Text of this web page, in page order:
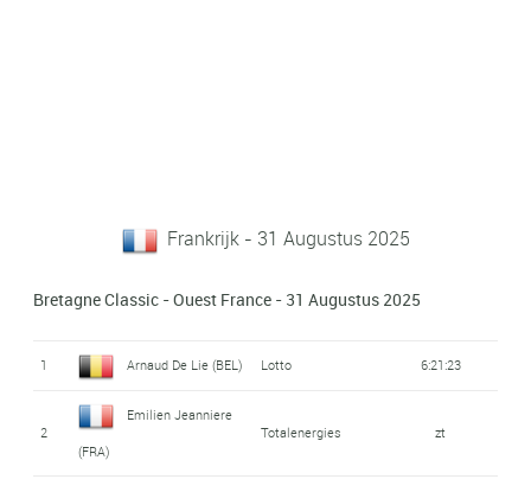
Frankrijk - 31 Augustus 2025
Bretagne Classic - Ouest France - 31 Augustus 2025
1 Arnaud De Lie (BEL) Lotto 6:21:23
2
Emilien Jeanniere
(FRA)
Totalenergies zt